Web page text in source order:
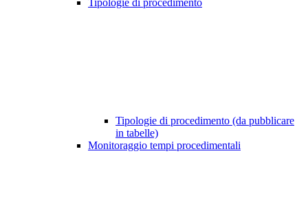
Tipologie di procedimento
Tipologie di procedimento (da pubblicare
in tabelle)
Monitoraggio tempi procedimentali